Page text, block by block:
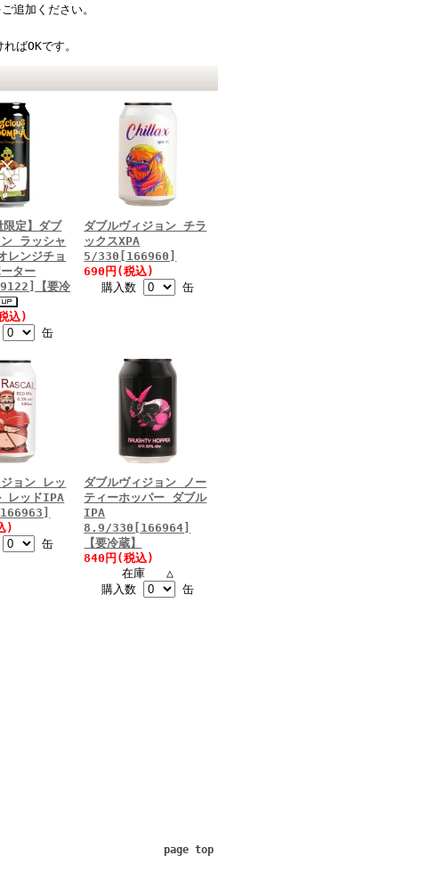
追加ください。
ばOKです。
限定】ダブ
ラッシャ
レンジチョ
ター
【要冷
込)
缶
ダブルヴィジョン チラ
ックスXPA
5/330[166960]
690円(税込)
購入数
缶
ョン レッ
レッドIPA
)
缶
ダブルヴィジョン ノー
ティーホッパー ダブル
IPA
8.9/330[166964]
【要冷蔵】
840円(税込)
在庫 △
購入数
缶
page top